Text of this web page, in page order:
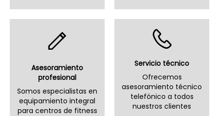
Asesoramiento
profesional
Somos especialistas en
equipamiento integral
para centros de fitness
Servicio técnico
Ofrecemos
asesoramiento técnico
telefónico a todos
nuestros clientes